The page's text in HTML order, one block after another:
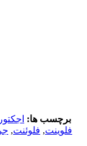
برچسب ها:
فلوینت, فلوئنت,